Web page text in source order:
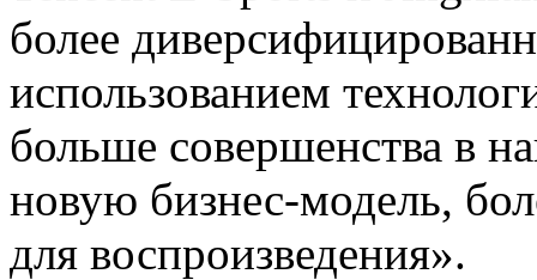
более
использованием
больше совершенства в
новую бизнес-модель,
для воспроизведения».